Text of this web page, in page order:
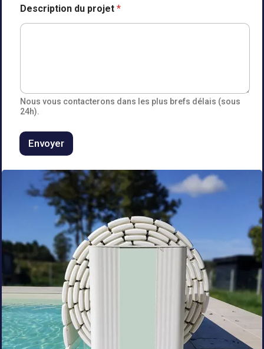
Description du projet *
Nous vous contacterons dans les plus brefs délais (sous
24h).
Envoyer